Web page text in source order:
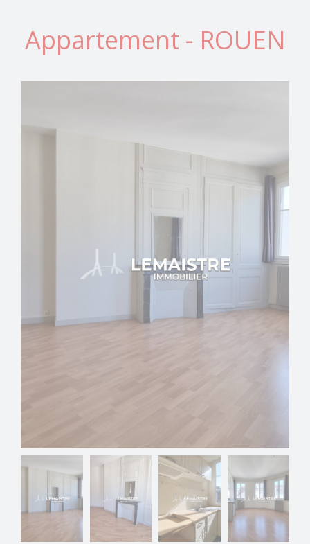
Appartement - ROUEN